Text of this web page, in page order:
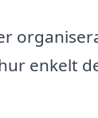
enkelt